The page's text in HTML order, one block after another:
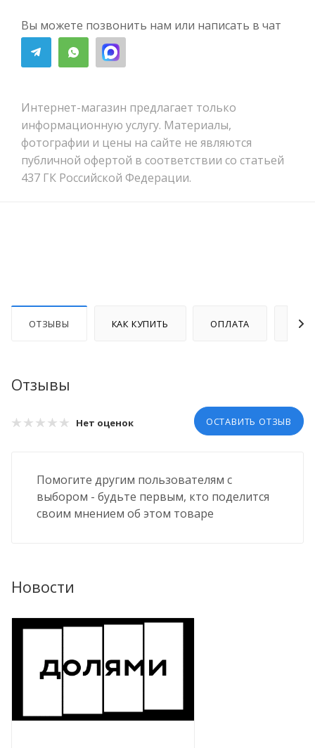
Вы можете позвонить нам или написать в чат
Интернет-магазин предлагает только
информационную услугу. Материалы,
фотографии и цены на сайте не являются
публичной офертой в соответствии со статьей
437 ГК Российской Федерации.
ОТЗЫВЫ КАК КУПИТЬ ОПЛАТА
Отзывы
Нет оценок ОСТАВИТЬ ОТЗЫВ
Помогите другим пользователям с
выбором - будьте первым, кто поделится
своим мнением об этом товаре
Новости